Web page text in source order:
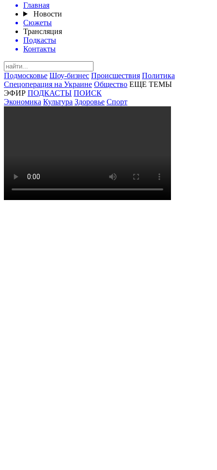
Главная
Новости
Сюжеты
Трансляция
Подкасты
Контакты
Подмосковье Шоу-бизнес Происшествия Политика
Спецоперация на Украине Общество ЕЩЕ ТЕМЫ
ЭФИР ПОДКАСТЫ ПОИСК
Экономика Культура Здоровье Спорт